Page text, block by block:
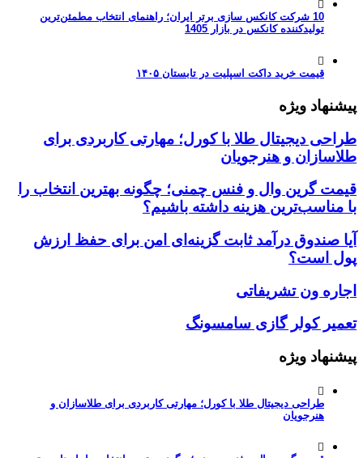
10 شرکت کانکس سازی برتر ایران؛ راهنمای انتخاب مطمئن‌ترین
تولیدکننده کانکس در بازار 1405
قیمت خرید داکت اسپلیت در تابستان ۱۴۰۵
پیشنهاد ویژه
طراحی دیجیتال طلا با کورل؛ مهارتی کاربردی برای
طلاسازان و هنرجویان
قیمت گرین وال و فنس چمنی؛ چگونه بهترین انتخاب را
با مناسب‌ترین هزینه داشته باشیم؟
آیا صندوق درآمد ثابت گزینه‌ای امن برای حفظ ارزش
پول است؟
اجاره ون تشریفاتی
تعمیر کولر گازی سامسونگ
پیشنهاد ویژه
طراحی دیجیتال طلا با کورل؛ مهارتی کاربردی برای طلاسازان و
هنرجویان